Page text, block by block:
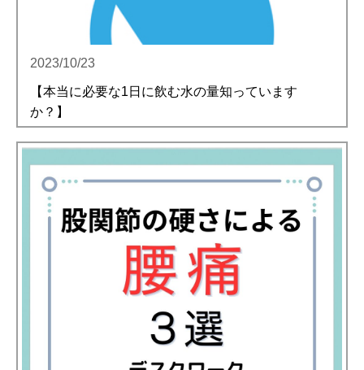
2023/10/23
【本当に必要な1日に飲む水の量知っています
か？】